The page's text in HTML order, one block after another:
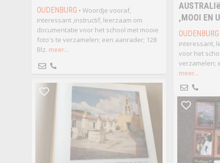
OUDENBURG • Woordje vooraf,
interessant ,instructif, leerzaam om
documentatie voor het school met mooie
foto's te verzamelen; een aanrader; 128
Blz. meer...
,MOOI EN
OUDENBURG
interessant,
voor het
verzamelen;
meer...